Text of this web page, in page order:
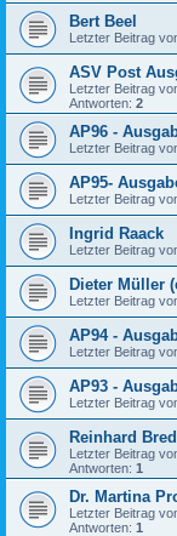
Bert Beel
Letzter Beitrag
ASV Post
Letzter Beitrag
Antworten: 2
AP96 -
Letzter Beitrag
AP95-
Letzter Beitrag
Ingrid Raack
Letzter Beitrag
Dieter Müller
Letzter Beitrag
AP94 -
Letzter Beitrag
AP93 -
Letzter Beitrag
Reinhard
Letzter Beitrag
Antworten: 1
Dr. Martina
Letzter Beitrag
Antworten: 1